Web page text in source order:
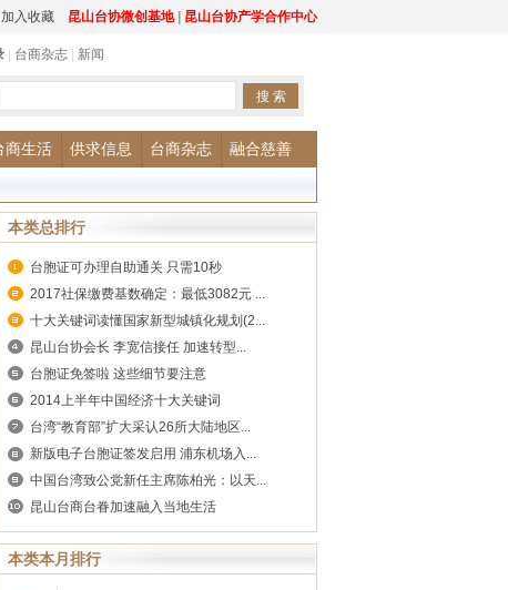
昆山台协微创基地| 昆山台协产学合作中心
加入收藏
台商杂志 新闻
商生活 供求信息 台商杂志 融合慈善
本类总排行
台胞证可办理自助通关 只需10秒
2017社保缴费基数确定：最低3082元 ...
十大关键词读懂国家新型城镇化规划(2...
昆山台协会长 李宽信接任 加速转型...
台胞证免签啦 这些细节要注意
2014上半年中国经济十大关键词
台湾“教育部”扩大采认26所大陆地区...
新版电子台胞证签发启用 浦东机场入...
中国台湾致公党新任主席陈柏光：以天...
昆山台商台眷加速融入当地生活
本类本月排行